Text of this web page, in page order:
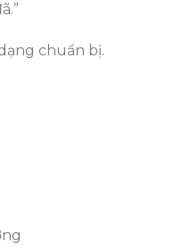
chuẩn bị.